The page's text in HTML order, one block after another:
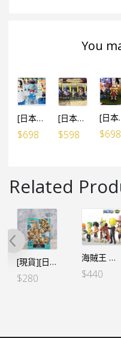
You
[日本限定] 海賊王 WCF 寶藏 VOL.3 – 熊猫人VER. (5個SET)
$698
[日本限定] 海賊王 WCF 寶藏 VOL.4 – 小梅利2號VER. (5個SET)
$598
[日本限定] 海
$698
Related
[現貨][日本限定]海賊王WCF -熊本復興企劃- 芬奇銅像 (單個)
$280
海賊王 WCF -司法島- 特別套裝 (6個SET）
$440